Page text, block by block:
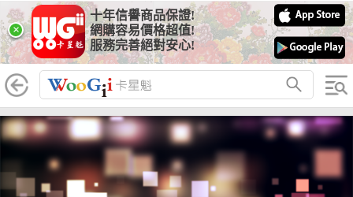
×
十年信譽商品保證!
網購容易價格超值!
服務完善絕對安心!